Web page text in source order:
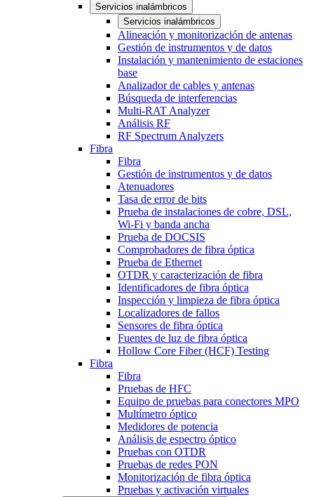
Servicios inalámbricos
Servicios inalámbricos
Alineación y monitorización de antenas
Gestión de instrumentos y de datos
Instalación y mantenimiento de estaciones
base
Analizador de cables y antenas
Búsqueda de interferencias
Multi-RAT Analyzer
Análisis RF
RF Spectrum Analyzers
Fibra
Fibra
Gestión de instrumentos y de datos
Atenuadores
Tasa de error de bits
Prueba de instalaciones de cobre, DSL,
Wi-Fi y banda ancha
Prueba de DOCSIS
Comprobadores de fibra óptica
Prueba de Ethernet
OTDR y caracterización de fibra
Identificadores de fibra óptica
Inspección y limpieza de fibra óptica
Localizadores de fallos
Sensores de fibra óptica
Fuentes de luz de fibra óptica
Hollow Core Fiber (HCF) Testing
Fibra
Fibra
Pruebas de HFC
Equipo de pruebas para conectores MPO
Multímetro óptico
Medidores de potencia
Análisis de espectro óptico
Pruebas con OTDR
Pruebas de redes PON
Monitorización de fibra óptica
Pruebas y activación virtuales